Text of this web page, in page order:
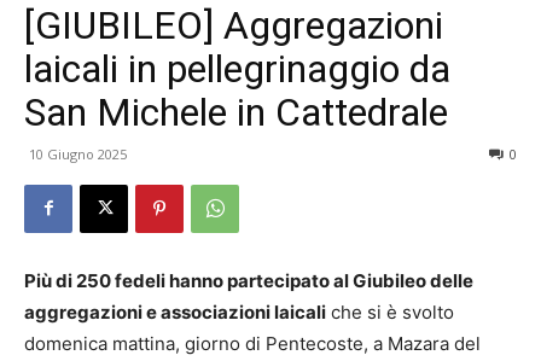
[GIUBILEO] Aggregazioni
laicali in pellegrinaggio da
San Michele in Cattedrale
10 Giugno 2025 0
Più di 250 fedeli hanno partecipato al Giubileo delle
aggregazioni e associazioni laicali che si è svolto
domenica mattina, giorno di Pentecoste, a Mazara del